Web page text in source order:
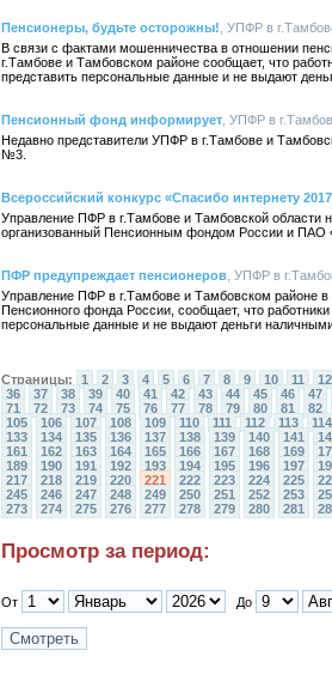
Пенсионеры, будьте осторожны! , УПФР в
В связи с фактами мошенничества в отношении
г.Тамбове и Тамбовском районе сообщает, что
представить персональные данные и не выдают
Пенсионный фонд информирует , УПФР в
Недавно представители УПФР в г.Тамбове и
№3.
Всероссийский конкурс «Спасибо интернету
Управление ПФР в г.Тамбове и Тамбовской области
организованный Пенсионным фондом России и ПАО
ПФР предупреждает пенсионеров , УПФР в
Управление ПФР в г.Тамбове и Тамбовском районе
Пенсионного фонда России, сообщает, что
персональные данные и не выдают деньги
Страницы: 1 2 3 4 5 6 7 8 9 10 11 12
36
37 38 39 40 41 42 43 44 45 46 47
71
72 73 74 75 76 77 78 79 80 81 82
105
106 107 108 109 110 111 112 113 114
133
134 135 136 137 138 139 140 141
161
162 163 164 165 166 167 168 169
189
190 191 192 193 194 195 196 197
217
218 219 220 221 222 223 224 225
245
246 247 248 249 250 251 252 253
273
274 275 276 277 278 279 280 281
Просмотр за период:
От До